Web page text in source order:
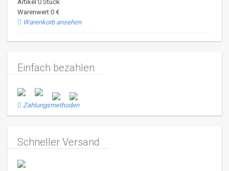
Artikel:0 Stück
Warenwert:0 €
Warenkorb ansehen
Einfach bezahlen
Zahlungsmethoden
Schneller Versand